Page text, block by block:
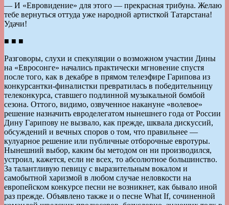
— И «Евровидение» для этого — прекрасная трибуна. Желаю
тебе вернуться оттуда уже народной артисткой Татарстана!
Удачи!
■ ■ ■
Разговоры, слухи и спекуляции о возможном участии Дины
на «Евросонге» начались практически мгновение спустя
после того, как в декабре в прямом телеэфире Гарипова из
конкурсантки-финалистки превратилась в победительницу
телеконкурса, ставшего подлинной музыкальной бомбой
сезона. Оттого, видимо, озвученное накануне «волевое»
решение назначить евроделегатом нынешнего года от России
Дину Гарипову не вызвало, как прежде, шквала дискуссий,
обсуждений и вечных споров о том, что правильнее —
кулуарное решение или публичные отборочные евротуры.
Нынешний выбор, каким бы методом он ни производился,
устроил, кажется, если не всех, то абсолютное большинство.
За талантливую певицу с выразительным вокалом и
самобытной харизмой в любом случае неловкости на
европейском конкурсе песни не возникнет, как бывало иной
раз прежде. Объявлено также и о песне What If, сочиненной